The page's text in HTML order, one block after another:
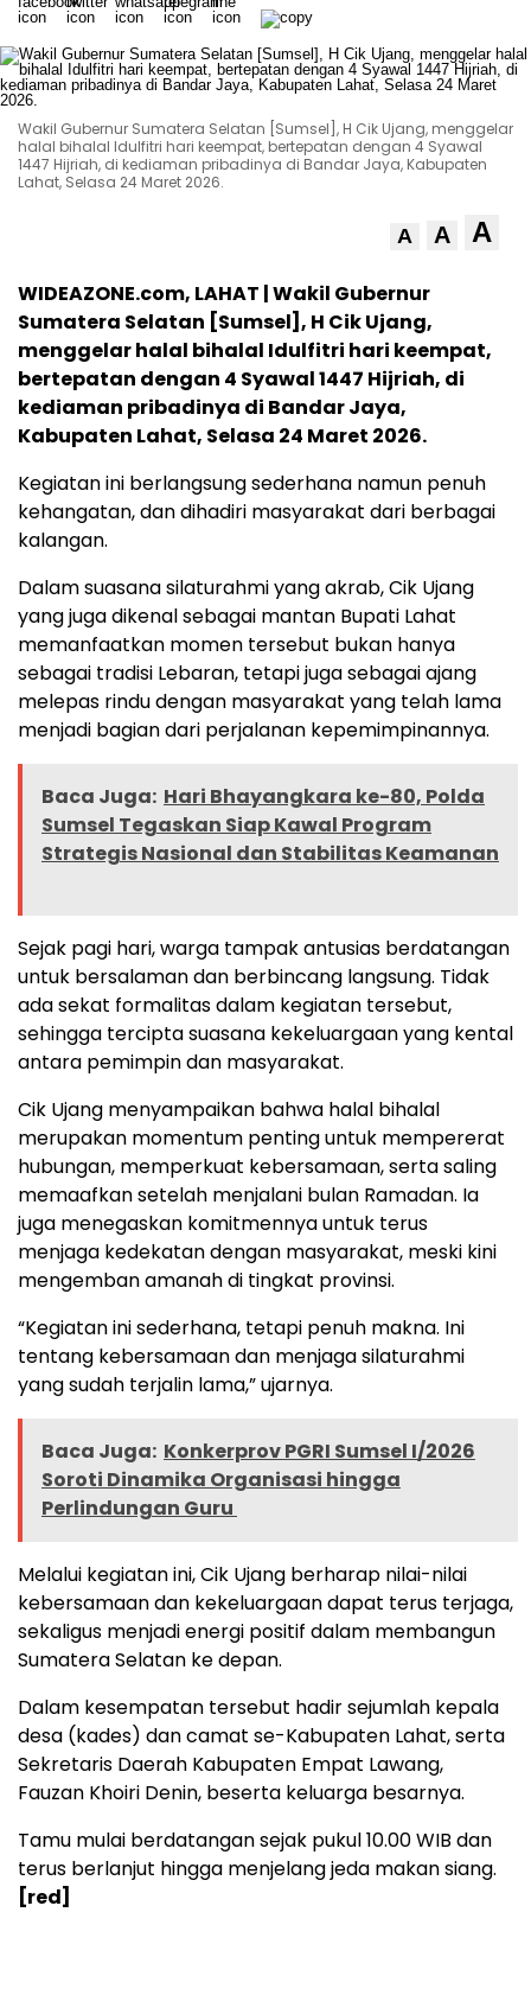
Wakil Gubernur Sumatera Selatan [Sumsel], H Cik Ujang, menggelar
halal bihalal Idulfitri hari keempat, bertepatan dengan 4 Syawal
1447 Hijriah, di kediaman pribadinya di Bandar Jaya, Kabupaten
Lahat, Selasa 24 Maret 2026.
A A A
WIDEAZONE.com, LAHAT | Wakil Gubernur
Sumatera Selatan [Sumsel], H Cik Ujang,
menggelar halal bihalal Idulfitri hari keempat,
bertepatan dengan 4 Syawal 1447 Hijriah, di
kediaman pribadinya di Bandar Jaya,
Kabupaten Lahat, Selasa 24 Maret 2026.
Kegiatan ini berlangsung sederhana namun penuh
kehangatan, dan dihadiri masyarakat dari berbagai
kalangan.
Dalam suasana silaturahmi yang akrab, Cik Ujang
yang juga dikenal sebagai mantan Bupati Lahat
memanfaatkan momen tersebut bukan hanya
sebagai tradisi Lebaran, tetapi juga sebagai ajang
melepas rindu dengan masyarakat yang telah lama
menjadi bagian dari perjalanan kepemimpinannya.
Baca Juga: Hari Bhayangkara ke-80, Polda
Sumsel Tegaskan Siap Kawal Program
Strategis Nasional dan Stabilitas Keamanan
Sejak pagi hari, warga tampak antusias berdatangan
untuk bersalaman dan berbincang langsung. Tidak
ada sekat formalitas dalam kegiatan tersebut,
sehingga tercipta suasana kekeluargaan yang kental
antara pemimpin dan masyarakat.
Cik Ujang menyampaikan bahwa halal bihalal
merupakan momentum penting untuk mempererat
hubungan, memperkuat kebersamaan, serta saling
memaafkan setelah menjalani bulan Ramadan. Ia
juga menegaskan komitmennya untuk terus
menjaga kedekatan dengan masyarakat, meski kini
mengemban amanah di tingkat provinsi.
“Kegiatan ini sederhana, tetapi penuh makna. Ini
tentang kebersamaan dan menjaga silaturahmi
yang sudah terjalin lama,” ujarnya.
Baca Juga: Konkerprov PGRI Sumsel I/2026
Soroti Dinamika Organisasi hingga
Perlindungan Guru ‎
Melalui kegiatan ini, Cik Ujang berharap nilai-nilai
kebersamaan dan kekeluargaan dapat terus terjaga,
sekaligus menjadi energi positif dalam membangun
Sumatera Selatan ke depan.
Dalam kesempatan tersebut hadir sejumlah kepala
desa (kades) dan camat se-Kabupaten Lahat, serta
Sekretaris Daerah Kabupaten Empat Lawang,
Fauzan Khoiri Denin, beserta keluarga besarnya.
Tamu mulai berdatangan sejak pukul 10.00 WIB dan
terus berlanjut hingga menjelang jeda makan siang.
[red]